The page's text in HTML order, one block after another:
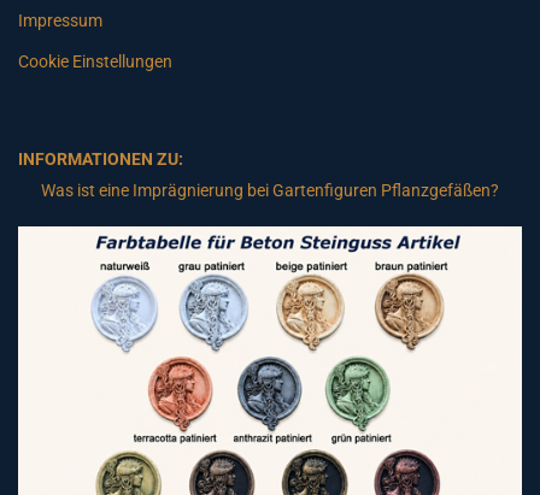
Impressum
Cookie Einstellungen
INFORMATIONEN ZU:
Was ist eine Imprägnierung bei Gartenfiguren Pflanzgefäßen?